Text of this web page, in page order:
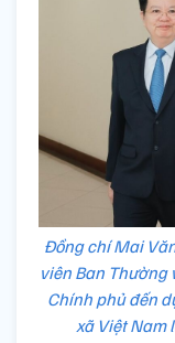
Đồng chí Mai
viên Ban Thường
Chính phủ đến
xã Việt Nam